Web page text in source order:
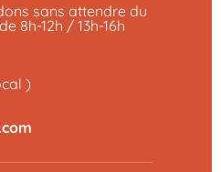
sans attendre du
8h-12h / 13h-16h
)